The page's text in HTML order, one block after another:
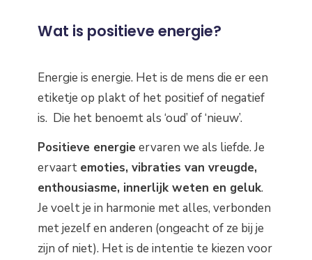
Wat is positieve energie?
Energie is energie. Het is de mens die er een
etiketje op plakt of het positief of negatief
is. Die het benoemt als ‘oud’ of ‘nieuw’.
Positieve energieervaren we als liefde. Je
ervaart emoties, vibraties van vreugde,
enthousiasme, innerlijk weten en geluk.
Je voelt je in harmonie met alles, verbonden
met jezelf en anderen (ongeacht of ze bij je
zijn of niet). Het is de intentie te kiezen voor